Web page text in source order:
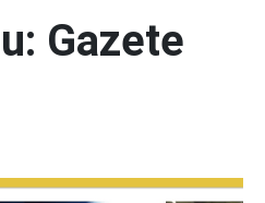
Gazete